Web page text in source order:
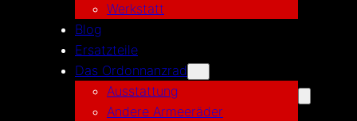
Werkstatt
Blog
Ersatzteile
Das Ordonnanzrad
Ausstattung
Andere Armeeräder